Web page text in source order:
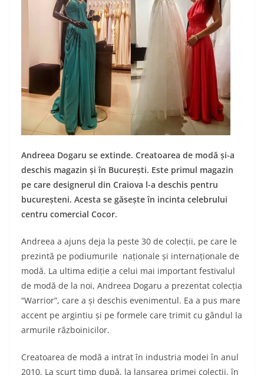
Andreea Dogaru se extinde. Creatoarea de modă și-a
deschis magazin și în București. Este primul magazin
pe care designerul din Craiova l-a deschis pentru
bucureșteni. Acesta se găsește în incinta celebrului
centru comercial Cocor.
Andreea a ajuns deja la peste 30 de colecții, pe care le
prezintă pe podiumurile naționale și internaționale de
modă. La ultima ediție a celui mai important festivalul
de modă de la noi, Andreea Dogaru a prezentat colecția
“Warrior”, care a și deschis evenimentul. Ea a pus mare
accent pe argintiu și pe formele care trimit cu gândul la
armurile războinicilor.
Creatoarea de modă a intrat în industria modei în anul
2010. La scurt timp după, la lansarea primei colecţii, în